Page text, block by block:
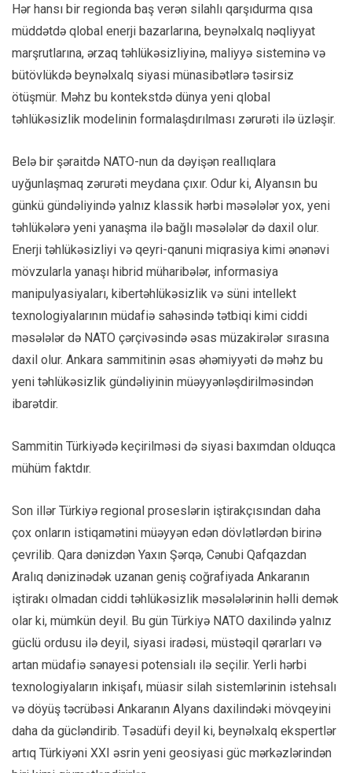
Hər hansı bir regionda baş verən silahlı qarşıdurma qısa
müddətdə qlobal enerji bazarlarına, beynəlxalq nəqliyyat
marşrutlarına, ərzaq təhlükəsizliyinə, maliyyə sisteminə və
bütövlükdə beynəlxalq siyasi münasibətlərə təsirsiz
ötüşmür. Məhz bu kontekstdə dünya yeni qlobal
təhlükəsizlik modelinin formalaşdırılması zərurəti ilə üzləşir.
Belə bir şəraitdə NATO-nun da dəyişən reallıqlara
uyğunlaşmaq zərurəti meydana çıxır. Odur ki, Alyansın bu
günkü gündəliyində yalnız klassik hərbi məsələlər yox, yeni
təhlükələrə yeni yanaşma ilə bağlı məsələlər də daxil olur.
Enerji təhlükəsizliyi və qeyri-qanuni miqrasiya kimi ənənəvi
mövzularla yanaşı hibrid müharibələr, informasiya
manipulyasiyaları, kibertəhlükəsizlik və süni intellekt
texnologiyalarının müdafiə sahəsində tətbiqi kimi ciddi
məsələlər də NATO çərçivəsində əsas müzakirələr sırasına
daxil olur. Ankara sammitinin əsas əhəmiyyəti də məhz bu
yeni təhlükəsizlik gündəliyinin müəyyənləşdirilməsindən
ibarətdir.
Sammitin Türkiyədə keçirilməsi də siyasi baxımdan olduqca
mühüm faktdır.
Son illər Türkiyə regional proseslərin iştirakçısından daha
çox onların istiqamətini müəyyən edən dövlətlərdən birinə
çevrilib. Qara dənizdən Yaxın Şərqə, Cənubi Qafqazdan
Aralıq dənizinədək uzanan geniş coğrafiyada Ankaranın
iştirakı olmadan ciddi təhlükəsizlik məsələlərinin həlli demək
olar ki, mümkün deyil. Bu gün Türkiyə NATO daxilində yalnız
güclü ordusu ilə deyil, siyasi iradəsi, müstəqil qərarları və
artan müdafiə sənayesi potensialı ilə seçilir. Yerli hərbi
texnologiyaların inkişafı, müasir silah sistemlərinin istehsalı
və döyüş təcrübəsi Ankaranın Alyans daxilindəki mövqeyini
daha da gücləndirib. Təsadüfi deyil ki, beynəlxalq ekspertlər
artıq Türkiyəni XXI əsrin yeni geosiyasi güc mərkəzlərindən